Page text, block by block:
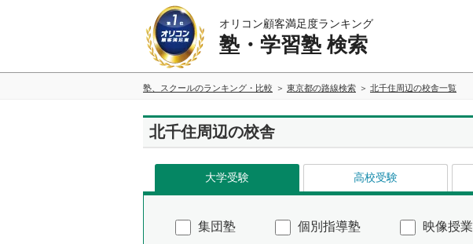
オリコン顧客満足度ランキング
塾・学習塾 検索
塾、スクールのランキング・比較 東京都の路線検索 北千住周辺の校舎一覧
北千住周辺の校舎
大学受験 高校受験
集団塾 個別指導塾 映像授業